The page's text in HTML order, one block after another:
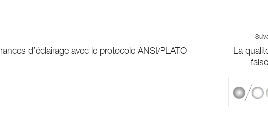
d’éclairage avec le protocole ANSI/PLATO
La